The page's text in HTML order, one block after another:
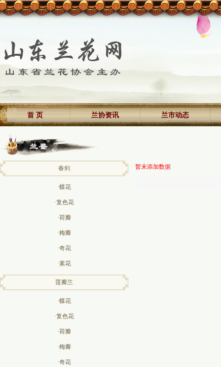
首 页 兰协资讯 兰市动态
春剑
·蝶花
·复色花
·荷瓣
·梅瓣
·奇花
·素花
莲瓣兰
·蝶花
·复色花
·荷瓣
·梅瓣
·奇花
暂未添加数据